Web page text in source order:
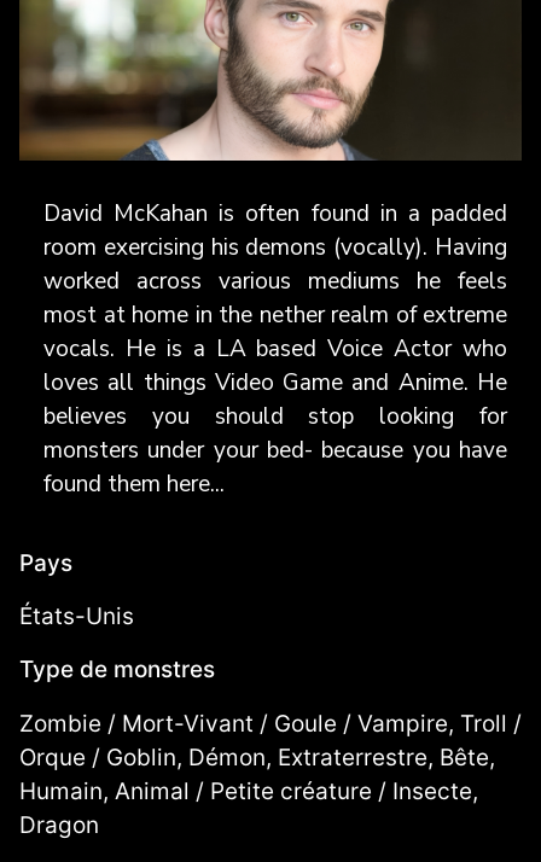
David McKahan is often found in a padded
room exercising his demons (vocally). Having
worked across various mediums he feels
most at home in the nether realm of extreme
vocals. He is a LA based Voice Actor who
loves all things Video Game and Anime. He
believes you should stop looking for
monsters under your bed- because you have
found them here...
Pays
États-Unis
Type de monstres
Zombie / Mort-Vivant / Goule / Vampire, Troll /
Orque / Goblin, Démon, Extraterrestre, Bête,
Humain, Animal / Petite créature / Insecte,
Dragon